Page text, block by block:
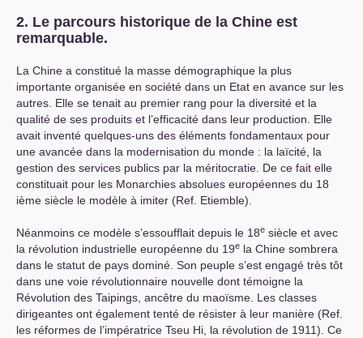
2. Le parcours historique de la Chine est
remarquable.
La Chine a constitué la masse démographique la plus
importante organisée en société dans un Etat en avance sur les
autres. Elle se tenait au premier rang pour la diversité et la
qualité de ses produits et l’efficacité dans leur production. Elle
avait inventé quelques-uns des éléments fondamentaux pour
une avancée dans la modernisation du monde : la laïcité, la
gestion des services publics par la méritocratie. De ce fait elle
constituait pour les Monarchies absolues européennes du 18
ième siècle le modèle à imiter (Ref. Etiemble).
Néanmoins ce modèle s’essoufflait depuis le 18e siècle et avec
la révolution industrielle européenne du 19e la Chine sombrera
dans le statut de pays dominé. Son peuple s’est engagé très tôt
dans une voie révolutionnaire nouvelle dont témoigne la
Révolution des Taipings, ancêtre du maoïsme. Les classes
dirigeantes ont également tenté de résister à leur manière (Ref.
les réformes de l’impératrice Tseu Hi, la révolution de 1911). Ce